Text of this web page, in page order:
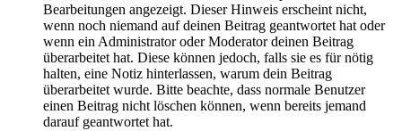
Bearbeitungen angezeigt. Dieser Hinweis erscheint nicht,
wenn noch niemand auf deinen Beitrag geantwortet hat oder
wenn ein Administrator oder Moderator deinen Beitrag
überarbeitet hat. Diese können jedoch, falls sie es für nötig
halten, eine Notiz hinterlassen, warum dein Beitrag
überarbeitet wurde. Bitte beachte, dass normale Benutzer
einen Beitrag nicht löschen können, wenn bereits jemand
darauf geantwortet hat.